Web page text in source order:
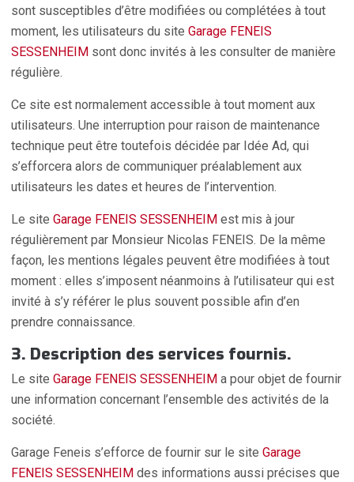
sont susceptibles d’être modifiées ou complétées à tout
moment, les utilisateurs du siteGarage FENEIS
SESSENHEIM sont donc invités à les consulter de manière
régulière.
Ce site est normalement accessible à tout moment aux
utilisateurs. Une interruption pour raison de maintenance
technique peut être toutefois décidée par Idée Ad, qui
s’efforcera alors de communiquer préalablement aux
utilisateurs les dates et heures de l’intervention.
Le siteGarage FENEIS SESSENHEIM est mis à jour
régulièrement par Monsieur Nicolas FENEIS. De la même
façon, les mentions légales peuvent être modifiées à tout
moment : elles s’imposent néanmoins à l’utilisateur qui est
invité à s’y référer le plus souvent possible afin d’en
prendre connaissance.
3. Description des services fournis.
Le siteGarage FENEIS SESSENHEIM a pour objet de fournir
une information concernant l’ensemble des activités de la
société.
Garage Feneis s’efforce de fournir sur le siteGarage
FENEIS SESSENHEIM des informations aussi précises que